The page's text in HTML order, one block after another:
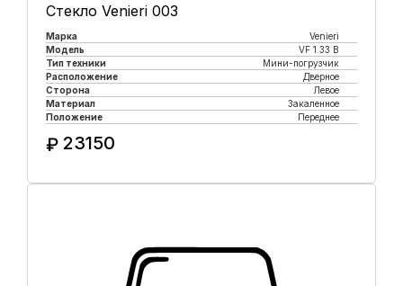
Стекло Venieri 003
Марка
Venieri
Модель
VF 1.33 B
Тип техники
Мини-погрузчик
Расположение
Дверное
Сторона
Левое
Материал
Закаленное
Положение
Переднее
₽ 23150